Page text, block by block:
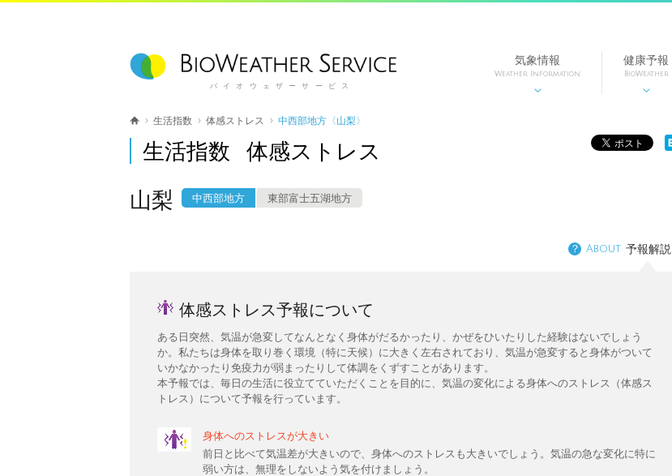
バイオウェザーサービス
気象情報
Weather Information

健康予報
BioWeather

生活指数 体感ストレス 中西部地方〈山梨〉
生活指数 体感ストレス
山梨 中西部地方 東部富士五湖地方
？ About 予報解説
体感ストレス予報について
ある日突然、気温が急変してなんとなく身体がだるかったり、かぜをひいたりした経験はないでしょう
か。私たちは身体を取り巻く環境（特に天候）に大きく左右されており、気温が急変すると身体がついて
いかなかったり免疫力が弱まったりして体調をくずすことがあります。
本予報では、毎日の生活に役立てていただくことを目的に、気温の変化による身体へのストレス（体感ス
トレス）について予報を行っています。
身体へのストレスが大きい
前日と比べて気温差が大きいので、身体へのストレスも大きいでしょう。気温の急な変化に特に
弱い方は、無理をしないよう気を付けましょう。